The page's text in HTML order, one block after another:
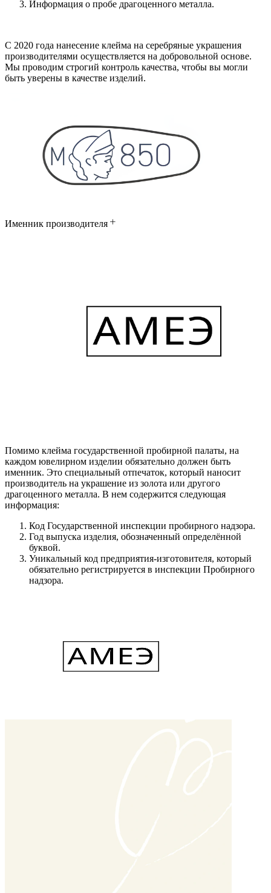
Информация о пробе драгоценного металла.
С 2020 года нанесение клейма на серебряные украшения
производителями осуществляется на добровольной основе.
Мы проводим строгий контроль качества, чтобы вы могли
быть уверены в качестве изделий.
Именник производителя
Помимо клейма государственной пробирной палаты, на
каждом ювелирном изделии обязательно должен быть
именник. Это специальный отпечаток, который наносит
производитель на украшение из золота или другого
драгоценного металла. В нем содержится следующая
информация:
Код Государственной инспекции пробирного надзора.
Год выпуска изделия, обозначенный определённой
буквой.
Уникальный код предприятия-изготовителя, который
обязательно регистрируется в инспекции Пробирного
надзора.